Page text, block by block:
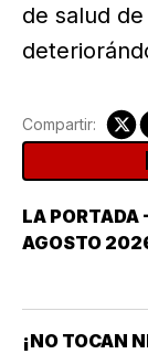
de salud
Compartir:
LA PORTADA
AGOSTO
¡NO TOCAN